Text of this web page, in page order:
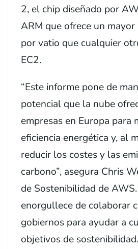
2, el chip diseñado por
ARM que ofrece un
por vatio que cualquier
EC2.
“Este informe pone de
potencial que la nube
empresas en Europa para
eficiencia energética y, al
reducir los costes y las
carbono”, asegura Chris
de Sostenibilidad de
enorgullece de colaborar
gobiernos para ayudar a
objetivos de